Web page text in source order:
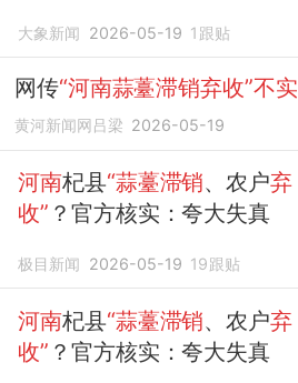
大象新闻 2026-05-19 1 跟贴
网传“河南蒜薹滞销弃收”不实
黄河新闻网吕梁 2026-05-19
河南杞县“蒜薹滞销、农户弃
收” ？官方核实：夸大失真
极目新闻 2026-05-19 19跟贴
河南杞县“蒜薹滞销、农户弃
收” ？官方核实：夸大失真